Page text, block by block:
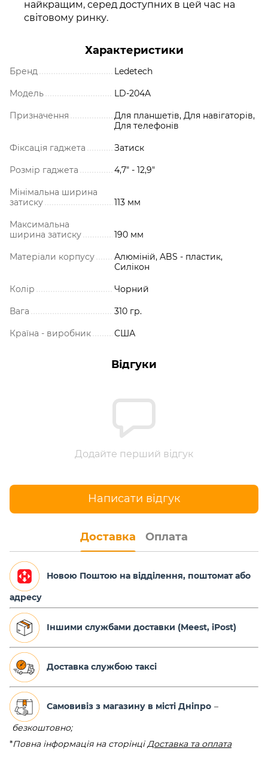
найкращим, серед доступних в цей час на
світовому ринку.
Характеристики
Бренд Ledetech
Модель LD-204A
Призначення
Для планшетів, Для навігаторів,
Для телефонів
Фіксація гаджета Затиск
Розмір гаджета 4,7" - 12,9"
Мінімальна ширина
затиску
113 мм
Максимальна
ширина затиску
190 мм
Матеріали корпусу
Алюміній, ABS - пластик,
Силікон
Колір Чорний
Вага 310 гр.
Країна - виробник США
Відгуки
Додайте перший відгук
Написати відгук
Доставка Оплата
Новою Поштою на відділення, поштомат або
адресу
Іншими службами доставки (Meest, iPost)
Доставка службою таксі
Самовивіз з магазину в місті Дніпро –
безкоштовно;
*Повна інформація на сторінціДоставка та оплата